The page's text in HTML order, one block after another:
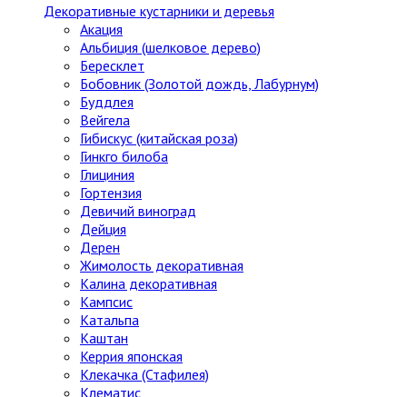
Декоративные кустарники и деревья
Акация
Альбиция (шелковое дерево)
Бересклет
Бобовник (Золотой дождь, Лабурнум)
Буддлея
Вейгела
Гибискус (китайская роза)
Гинкго билоба
Глициния
Гортензия
Девичий виноград
Дейция
Дерен
Жимолость декоративная
Калина декоративная
Кампсис
Катальпа
Каштан
Керрия японская
Клекачка (Стафилея)
Клематис